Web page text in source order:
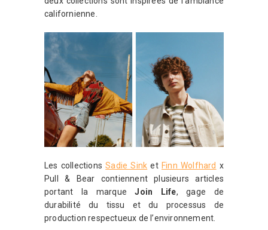
californienne.
Les collectionsSadie Sink et Finn Wolfhard x
Pull & Bear contiennent plusieurs articles
portant la marqueJoin Life, gage de
durabilité du tissu et du processus de
production respectueux de l’environnement.